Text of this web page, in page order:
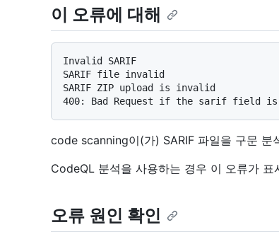
이 오류에 대해
Invalid SARIF
SARIF file invalid
SARIF ZIP upload is invalid
code scanning이(가) SARIF 파일을 구문 분
CodeQL 분석을 사용하는 경우 이 오류가 표
오류 원인 확인